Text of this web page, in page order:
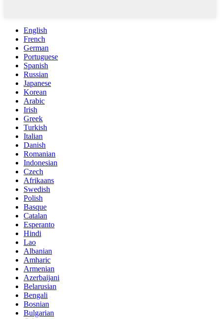
English
French
German
Portuguese
Spanish
Russian
Japanese
Korean
Arabic
Irish
Greek
Turkish
Italian
Danish
Romanian
Indonesian
Czech
Afrikaans
Swedish
Polish
Basque
Catalan
Esperanto
Hindi
Lao
Albanian
Amharic
Armenian
Azerbaijani
Belarusian
Bengali
Bosnian
Bulgarian